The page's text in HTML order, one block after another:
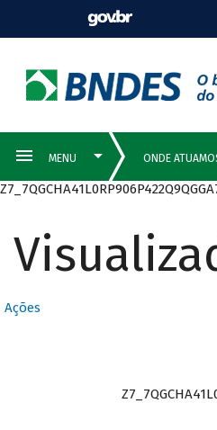
Ações